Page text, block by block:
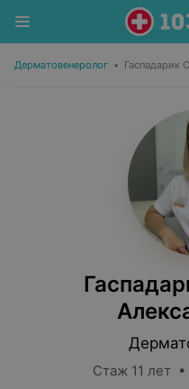
Дерматовенеролог • Гаспадарик
Стаж 11 лет •